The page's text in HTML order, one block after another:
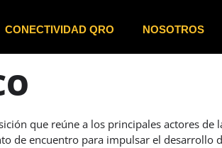
CONECTIVIDAD QRO NOSOTROS
que reúne a los principales actores de
de encuentro para impulsar el desarrollo